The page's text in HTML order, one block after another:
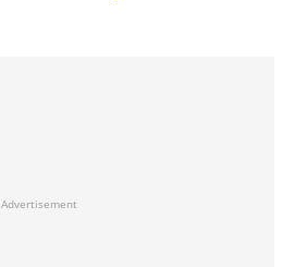
Advertisement